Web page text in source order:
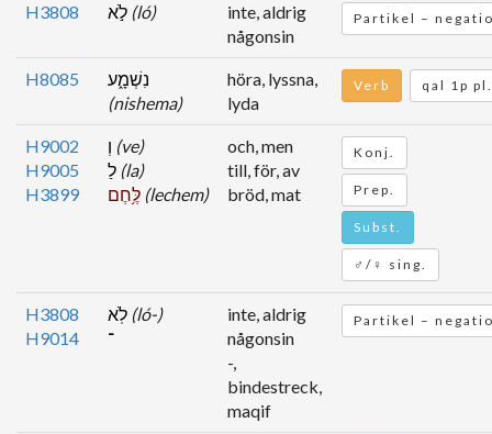
H3808 (ló)
inte, aldrig
någonsin
Partikel –
H8085
נִשְׁמָ֑ע
(nishema)
höra, lyssna,
lyda
Verb qal 1p pl.
H9002
H9005
H3899
(ve)
(la)
(lechem)
och, men
till, för, av
bröd, mat
Konj.
Prep.
Subst.
♂/♀ sing.
H3808
H9014
(ló-)
־
inte, aldrig
någonsin
-,
bindestreck,
maqif
Partikel –